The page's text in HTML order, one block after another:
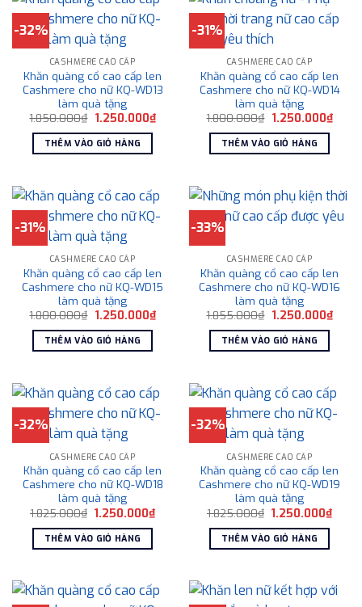
-32%
CASHMERE CAO CẤP
Khăn quàng cổ cao cấp len
Cashmere cho nữ KQ-WD13
làm quà tặng
1.850.000₫ Giá
là:
1.850.000₫.
1.250.000₫Giá
hiện
1.250.000₫.
THÊM VÀO GIỎ HÀNG
-31%
CASHMERE CAO CẤP
Khăn quàng cổ cao cấp len
Cashmere cho nữ KQ-WD14
làm quà tặng
1.800.000₫ Giá
là:
1.800.000₫.
1.250.000₫Giá
hiện
THÊM VÀO GIỎ HÀNG
-31%
CASHMERE CAO CẤP
Khăn quàng cổ cao cấp len
Cashmere cho nữ KQ-WD15
làm quà tặng
1.800.000₫ Giá
là:
1.800.000₫.
1.250.000₫Giá
THÊM VÀO GIỎ HÀNG
-33%
CASHMERE CAO CẤP
Khăn quàng cổ cao cấp len
Cashmere cho nữ KQ-WD16
làm quà tặng
1.855.000₫ Giá
là:
1.855.000₫.
1.250.000₫Giá
THÊM VÀO GIỎ HÀNG
-32%
CASHMERE CAO CẤP
Khăn quàng cổ cao cấp len
Cashmere cho nữ KQ-WD18
làm quà tặng
1.825.000₫ Giá
là:
1.825.000₫.
1.250.000₫Giá
hiện
1.250.000₫.
THÊM VÀO GIỎ HÀNG
-32%
CASHMERE CAO CẤP
Khăn quàng cổ cao cấp len
Cashmere cho nữ KQ-WD19
làm quà tặng
1.825.000₫ Giá
là:
1.825.000₫.
1.250.000₫Giá
hiện
THÊM VÀO GIỎ HÀNG